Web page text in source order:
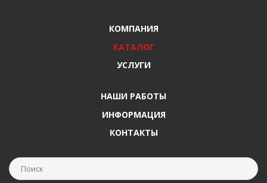
КОМПАНИЯ
КАТАЛОГ
УСЛУГИ
НАШИ РАБОТЫ
ИНФОРМАЦИЯ
КОНТАКТЫ